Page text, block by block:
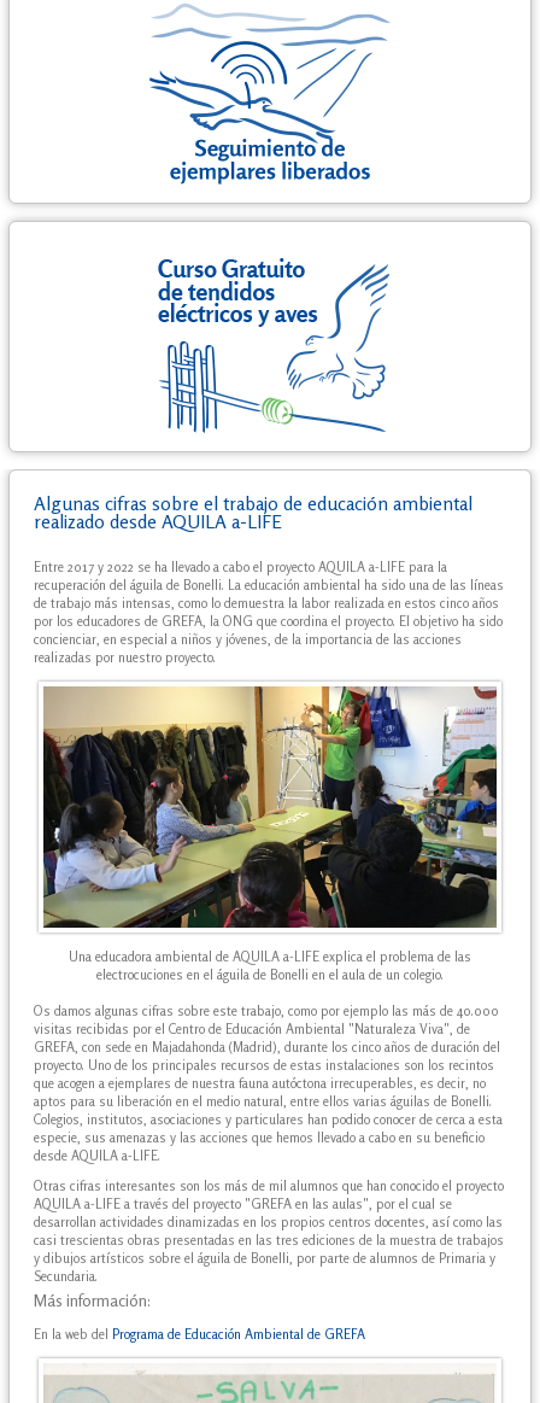
Algunas cifras sobre el trabajo de educación ambiental
realizado desde AQUILA a-LIFE
Entre 2017 y 2022 se ha llevado a cabo el proyecto AQUILA a-LIFE para la
recuperación del águila de Bonelli. La educación ambiental ha sido una de las líneas
de trabajo más intensas, como lo demuestra la labor realizada en estos cinco años
por los educadores de GREFA, la ONG que coordina el proyecto. El objetivo ha sido
concienciar, en especial a niños y jóvenes, de la importancia de las acciones
realizadas por nuestro proyecto.
Una educadora ambiental de AQUILA a-LIFE explica el problema de las
electrocuciones en el águila de Bonelli en el aula de un colegio.
Os damos algunas cifras sobre este trabajo, como por ejemplo las más de 40.000
visitas recibidas por el Centro de Educación Ambiental "Naturaleza Viva", de
GREFA, con sede en Majadahonda (Madrid), durante los cinco años de duración del
proyecto. Uno de los principales recursos de estas instalaciones son los recintos
que acogen a ejemplares de nuestra fauna autóctona irrecuperables, es decir, no
aptos para su liberación en el medio natural, entre ellos varias águilas de Bonelli.
Colegios, institutos, asociaciones y particulares han podido conocer de cerca a esta
especie, sus amenazas y las acciones que hemos llevado a cabo en su beneficio
desde AQUILA a-LIFE.
Otras cifras interesantes son los más de mil alumnos que han conocido el proyecto
AQUILA a-LIFE a través del proyecto "GREFA en las aulas", por el cual se
desarrollan actividades dinamizadas en los propios centros docentes, así como las
casi trescientas obras presentadas en las tres ediciones de la muestra de trabajos
y dibujos artísticos sobre el águila de Bonelli, por parte de alumnos de Primaria y
Secundaria.
Más información:
En la web del Programa de Educación Ambiental de GREFA